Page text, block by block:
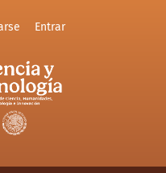
Entrar